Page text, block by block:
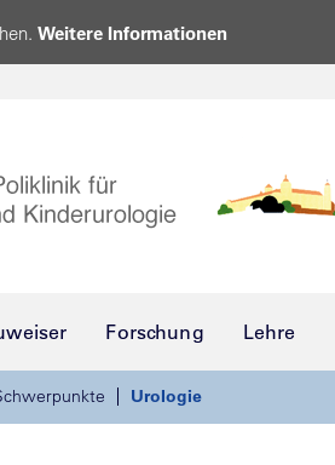
Weitere Informationen
Forschung Lehre
Urologie